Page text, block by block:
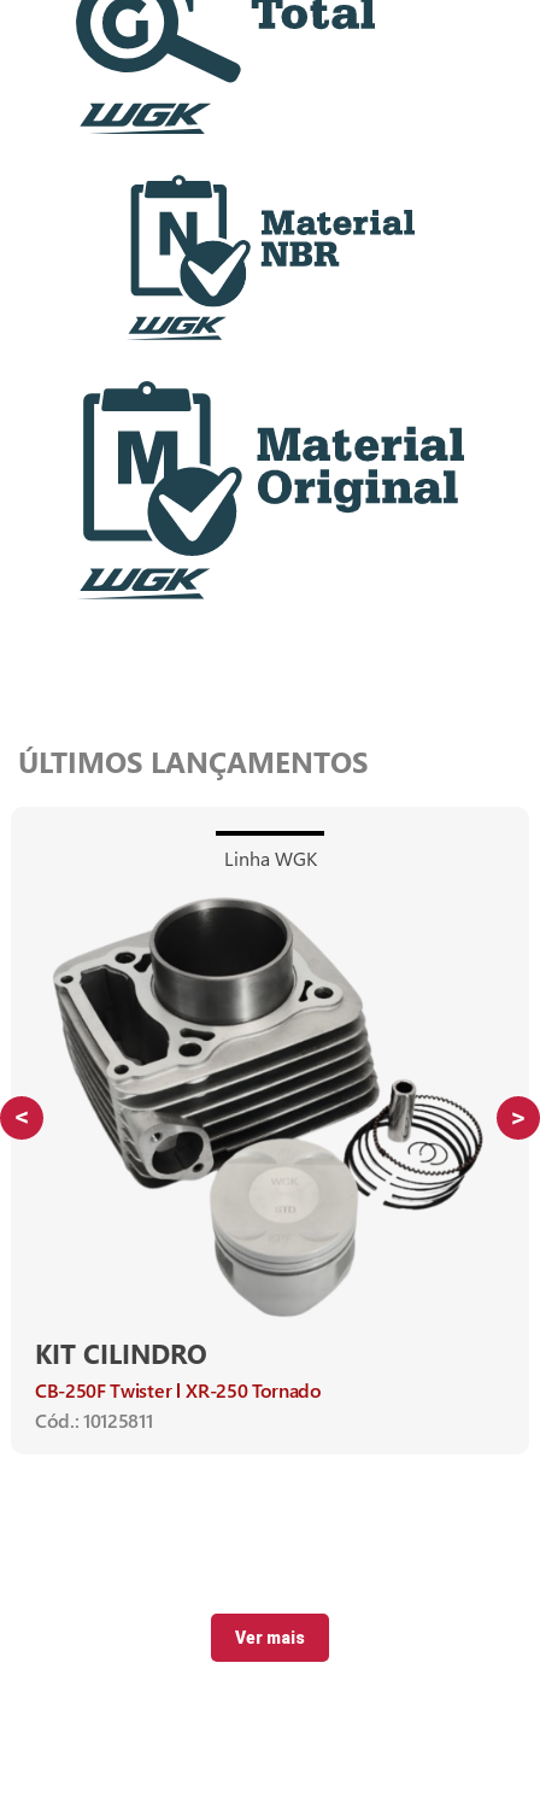
ÚLTIMOS LANÇAMENTOS
Linha WGK
KIT CILINDRO
CB-250F Twister XR-250 Tornado
Cód.: 10125811
Ver mais